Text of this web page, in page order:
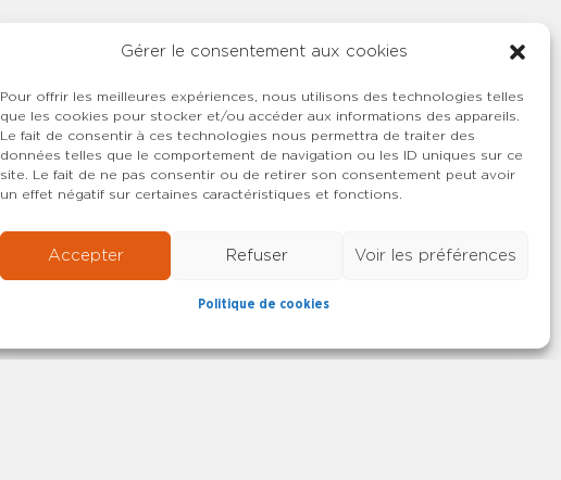
Gérer le consentement aux cookies
Pour offrir les meilleures expériences, nous utilisons des technologies telles
que les cookies pour stocker et/ou accéder aux informations des appareils.
Le fait de consentir à ces technologies nous permettra de traiter des
données telles que le comportement de navigation ou les ID uniques sur ce
site. Le fait de ne pas consentir ou de retirer son consentement peut avoir
un effet négatif sur certaines caractéristiques et fonctions.
Accepter Refuser Voir les préférences
Politique de cookies